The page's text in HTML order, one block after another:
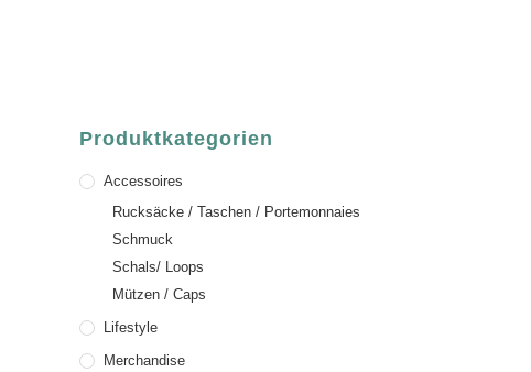
Produktkategorien
Accessoires
Rucksäcke / Taschen / Portemonnaies
Schmuck
Schals/ Loops
Mützen / Caps
Lifestyle
Merchandise